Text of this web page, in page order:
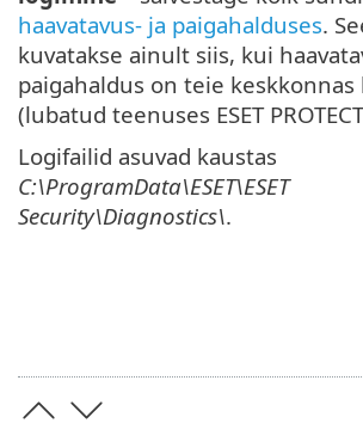
haavatavus- ja paigahalduses.
kuvatakse ainult siis, kui
paigahaldus on teie
(lubatud teenuses ESET
Logifailid asuvad kaustas
C:\ProgramData\ESET\ESET
Security\Diagnostics\.